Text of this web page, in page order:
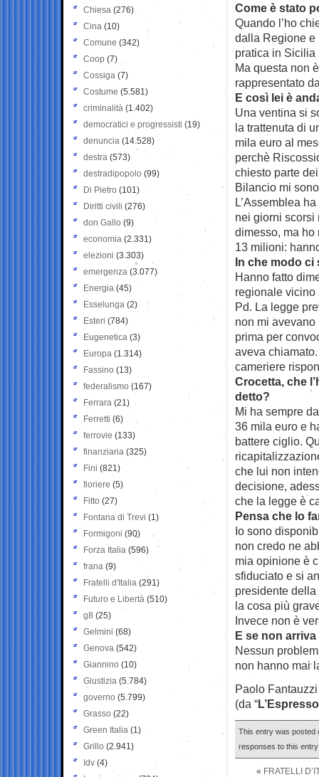
Come è stato
Quando l’ho
dalla Regione e
pratica in Sicilia
Ma questa non
rappresentato
E così lei è
Una ventina si
la trattenuta di
mila euro al
perchè
chiesto parte
Bilancio mi
L’Assemblea
nei giorni scorsi
dimesso, ma ho
13 milioni:
In che modo
Hanno fatto
regionale vicino
Pd. La legge
non mi avevano
prima per
aveva
cameriere
Crocetta, che
detto?
Mi ha sempre
36 mila euro e
battere ciglio.
che lui non
decisione,
che la legge è
Pensa che lo
Io sono
non credo ne
mia opinione è
sfiduciato e si
presidente
la cosa più
Invece non è
E se non
Nessun
non hanno mai
Paolo Fantauzzi
(da “
This entry was posted
responses to this
« FRATELLI
Chiesa (276)
Cina (10)
Comune (342)
Coop (7)
Cossiga (7)
Costume (5.581)
criminalità (1.402)
democratici e progressisti (19)
denuncia (14.528)
destra (573)
destradipopolo (99)
Di Pietro (101)
Diritti civili (276)
don Gallo (9)
economia (2.331)
elezioni (3.303)
emergenza (3.077)
Energia (45)
Esselunga (2)
Esteri (784)
Eugenetica (3)
Europa (1.314)
Fassino (13)
federalismo (167)
Ferrara (21)
Ferretti (6)
ferrovie (133)
finanziaria (325)
Fini (821)
fioriere (5)
Fitto (27)
Fontana di Trevi (1)
Formigoni (90)
Forza Italia (596)
frana (9)
Fratelli d'Italia (291)
Futuro e Libertà (510)
g8 (25)
Gelmini (68)
Genova (542)
Giannino (10)
Giustizia (5.784)
governo (5.799)
Grasso (22)
Green Italia (1)
Grillo (2.941)
Idv (4)